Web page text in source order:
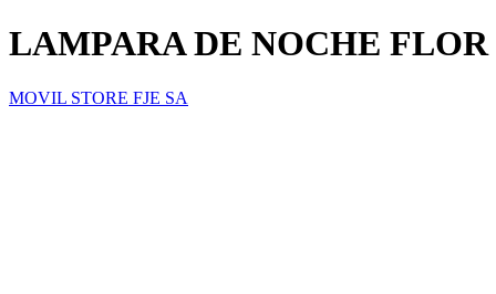
LAMPARA DE NOCHE FLOR
MOVIL STORE FJE SA